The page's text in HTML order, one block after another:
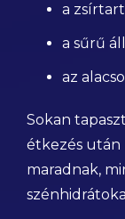
a
a sűrű
az
Sokan
étkezés után
maradnak,